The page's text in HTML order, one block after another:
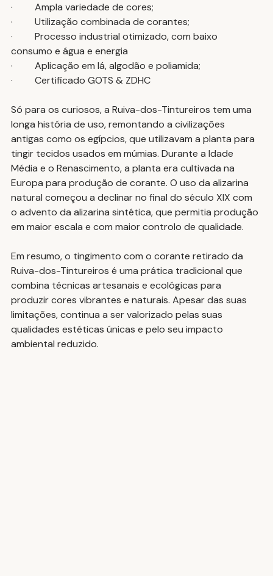
·         Ampla variedade de cores;
·         Utilização combinada de corantes;
·         Processo industrial otimizado, com baixo
consumo e água e energia
·         Aplicação em lá, algodão e poliamida;
·         Certificado GOTS & ZDHC
Só para os curiosos, a Ruiva-dos-Tintureiros tem uma
longa história de uso, remontando a civilizações
antigas como os egípcios, que utilizavam a planta para
tingir tecidos usados em múmias. Durante a Idade
Média e o Renascimento, a planta era cultivada na
Europa para produção de corante. O uso da alizarina
natural começou a declinar no final do século XIX com
o advento da alizarina sintética, que permitia produção
em maior escala e com maior controlo de qualidade.
Em resumo, o tingimento com o corante retirado da
Ruiva-dos-Tintureiros é uma prática tradicional que
combina técnicas artesanais e ecológicas para
produzir cores vibrantes e naturais. Apesar das suas
limitações, continua a ser valorizado pelas suas
qualidades estéticas únicas e pelo seu impacto
ambiental reduzido.